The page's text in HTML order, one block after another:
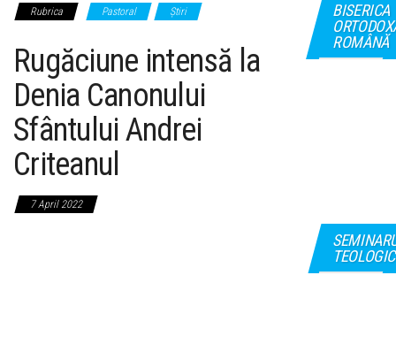
Rubrica Pastoral Știri
Rugăciune intensă la
Denia Canonului
Sfântului Andrei
Criteanul
7 April 2022
BISERICA
ROMÂNĂ
TEOLOGIC